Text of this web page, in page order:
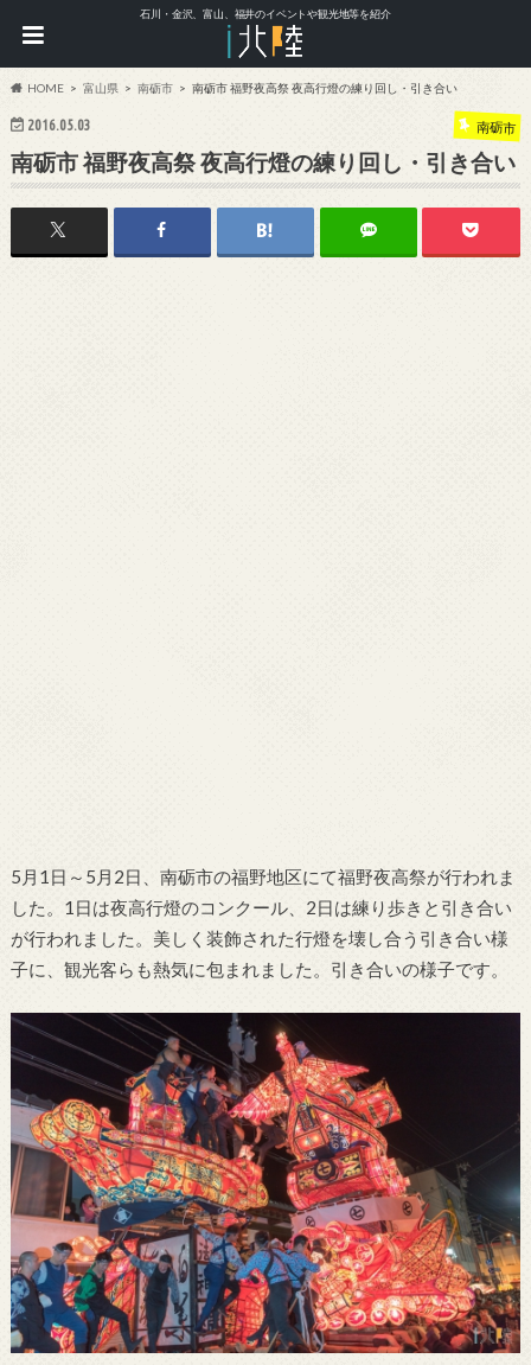
石川・金沢、富山、福井のイベントや観光地等を紹介
HOME 富山県 南砺市 南砺市 福野夜高祭 夜高行燈の練り回し・引き合い
2016.05.03 南砺市
南砺市 福野夜高祭 夜高行燈の練り回し・引き合い
5月1日～5月2日、南砺市の福野地区にて福野夜高祭が行われま
した。1日は夜高行燈のコンクール、2日は練り歩きと引き合い
が行われました。美しく装飾された行燈を壊し合う引き合い様
子に、観光客らも熱気に包まれました。引き合いの様子です。